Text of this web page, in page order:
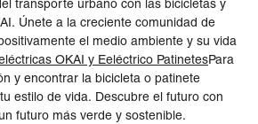
transporte urbano con las bicicletas y
Únete a la creciente comunidad de
el medio ambiente y su vida
OKAI y Eeléctrico PatinetesPara
y encontrar la bicicleta o patinete
estilo de vida. Descubre el futuro con
futuro más verde y sostenible.